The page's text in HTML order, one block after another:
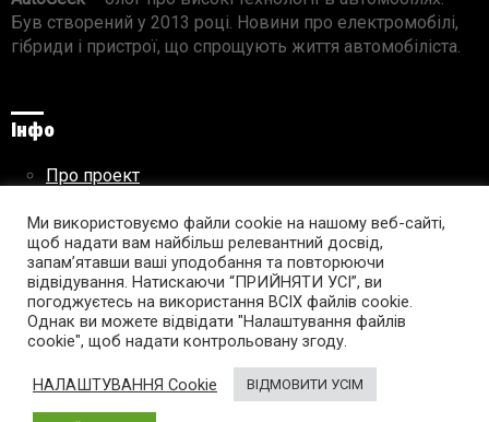
Був створений у 2013 році. Новини про електромобілі,
гібриди і пристрої, що спрощують життя автомобіліста.
Інфо
Про проект
Правила використання матеріалів
Підпишись на AutoGeek!
facebooktwitter instagramyoutube tumblr linkedin
Ми використовуємо файли cookie на нашому веб-сайті,
щоб надати вам найбільш релевантний досвід,
запам’ятавши ваші уподобання та повторюючи
відвідування. Натискаючи “ПРИЙНЯТИ УСІ”, ви
погоджуєтесь на використання ВСІХ файлів cookie.
Однак ви можете відвідати "Налаштування файлів
cookie", щоб надати контрольовану згоду.
НАЛАШТУВАННЯ Cookie ВІДМОВИТИ УСІМ